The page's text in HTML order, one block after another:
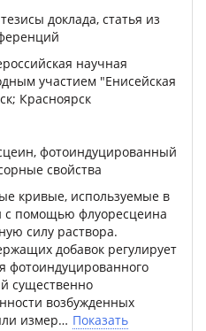
доклада, статья из
научная
участием "Енисейская
Красноярск
фотоиндуцированный
свойства
кривые, используемые в
с помощью флуоресцеина
силу раствора.
добавок регулирует
фотоиндуцированного
существенно
возбужденных
измер
Показать